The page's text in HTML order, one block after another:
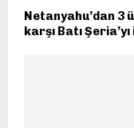
Netanyahu’dan 3
karşı Batı